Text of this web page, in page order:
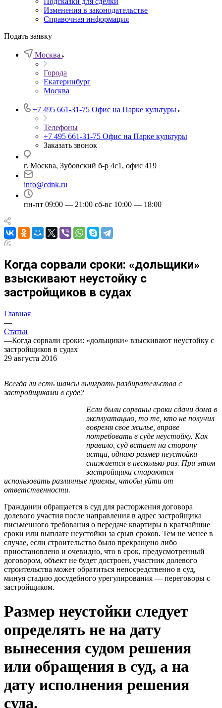
Изменения в законодательстве
Справочная информация
Подать заявку
Москва
Города
Екатеринбург
Москва
+7 495 661-31-75 Офис на Парке культуры
Телефоны
+7 495 661-31-75 Офис на Парке культуры
Заказать звонок
г. Москва, Зубовский б-р 4с1, офис 419
info@cdnk.ru
пн-пт 09:00 — 21:00 сб-вс 10:00 — 18:00
Когда сорвали сроки: «дольщики»
взыскивают неустойку с
застройщиков в судах
Главная
—
Статьи
—Когда сорвали сроки: «дольщики» взыскивают неустойку с
застройщиков в судах
29 августа 2016
Всегда ли есть шансы выиграть разбирательства с
застройщиками в суде?
Если были сорваны сроки сдачи дома в
эксплуатацию, то те, кто не получил
вовремя свое жилье, вправе
потребовать в суде неустойку. Как
правило, суд встает на сторону
истца, однако размер неустойки
снижается в несколько раз. При этом
застройщики стараются
использовать различные приемы, чтобы уйти от
ответственности.
Гражданин обращается в суд для расторжения договора
долевого участия после направления в адрес застройщика
письменного требования о передаче квартиры в кратчайшие
сроки или выплате неустойки за срыв сроков. Тем не менее в
случае, если строительство было прекращено либо
приостановлено и очевидно, что в срок, предусмотренный
договором, объект не будет достроен, участник долевого
строительства может обратиться непосредственно в суд,
минуя стадию досудебного урегулирования — переговоры с
застройщиком.
Размер неустойки следует
определять не на дату
вынесения судом решения
или обращения в суд, а на
дату исполнения решения
суда.